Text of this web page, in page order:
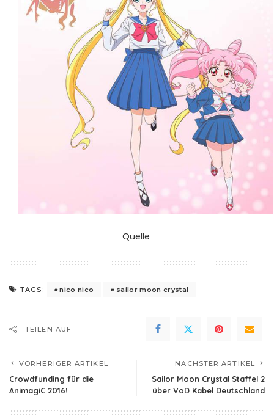
Quelle
TAGS: nico nico sailor moon crystal
TEILEN AUF
VORHERIGER ARTIKEL
Crowdfunding für die
AnimagiC 2016!
NÄCHSTER ARTIKEL
Sailor Moon Crystal Staffel 2
über VoD Kabel Deutschland